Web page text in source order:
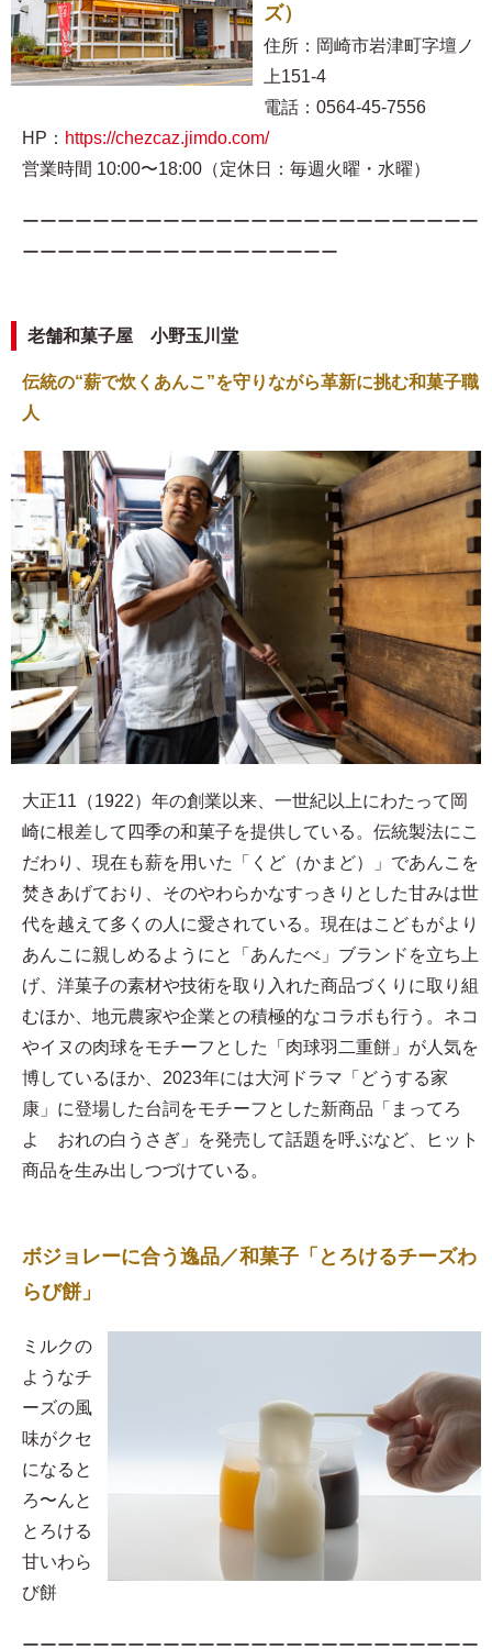
ズ）
住所：岡崎市岩津町字壇ノ
上151-4
電話：0564-45-7556
HP： https://chezcaz.jimdo.com/
営業時間 10:00〜18:00（定休日：毎週火曜・水曜）
ーーーーーーーーーーーーーーーーーーーーーーーーーー
ーーーーーーーーーーーーーーーーーー
老舗和菓子屋 小野玉川堂
伝統の“薪で炊くあんこ”を守りながら革新に挑む和菓子職
人
大正11（1922）年の創業以来、一世紀以上にわたって岡
崎に根差して四季の和菓子を提供している。伝統製法にこ
だわり、現在も薪を用いた「くど（かまど）」であんこを
焚きあげており、そのやわらかなすっきりとした甘みは世
代を越えて多くの人に愛されている。現在はこどもがより
あんこに親しめるようにと「あんたべ」ブランドを立ち上
げ、洋菓子の素材や技術を取り入れた商品づくりに取り組
むほか、地元農家や企業との積極的なコラボも行う。ネコ
やイヌの肉球をモチーフとした「肉球羽二重餅」が人気を
博しているほか、2023年には大河ドラマ「どうする家
康」に登場した台詞をモチーフとした新商品「まってろ
よ おれの白うさぎ」を発売して話題を呼ぶなど、ヒット
商品を生み出しつづけている。
ボジョレーに合う逸品／和菓子「とろけるチーズわ
らび餅」
​ミルクの
ようなチ
ーズの風
味がクセ
になると
ろ〜んと
とろける
甘いわら
び餅